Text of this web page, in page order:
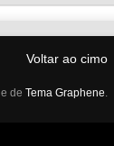
Voltar ao cimo
e de Tema Graphene.